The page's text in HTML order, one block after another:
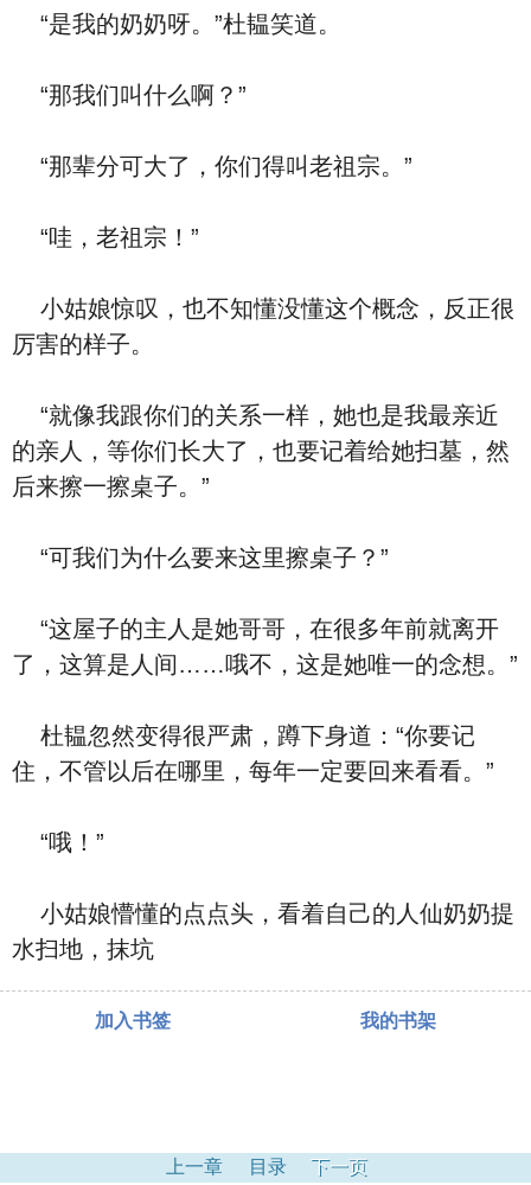
“是我的奶奶呀。”杜韫笑道。
“那我们叫什么啊？”
“那辈分可大了，你们得叫老祖宗。”
“哇，老祖宗！”
小姑娘惊叹，也不知懂没懂这个概念，反正很
厉害的样子。
“就像我跟你们的关系一样，她也是我最亲近
的亲人，等你们长大了，也要记着给她扫墓，然
后来擦一擦桌子。”
“可我们为什么要来这里擦桌子？”
“这屋子的主人是她哥哥，在很多年前就离开
了，这算是人间……哦不，这是她唯一的念想。”
杜韫忽然变得很严肃，蹲下身道：“你要记
住，不管以后在哪里，每年一定要回来看看。”
“哦！”
小姑娘懵懂的点点头，看着自己的人仙奶奶提
水扫地，抹坑
加入书签 我的书架
上一章 目录 下一页